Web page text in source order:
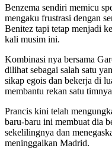
Benzema sendiri memicu
mengaku frustrasi dengan
Benitez tapi tetap menjadi
kali musim ini.
Kombinasi nya bersama
dilihat sebagai salah satu
sikap egois dan bekerja di
membantu rekan satu
Prancis kini telah
baru-baru ini membuat dia
sekelilingnya dan
meninggalkan Madrid.